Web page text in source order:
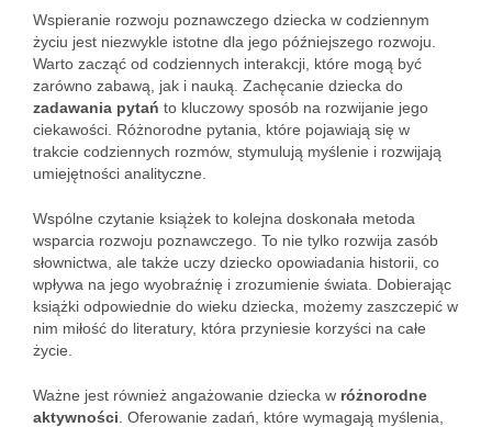
Wspieranie rozwoju poznawczego dziecka w codziennym
życiu jest niezwykle istotne dla jego późniejszego rozwoju.
Warto zacząć od codziennych interakcji, które mogą być
zarówno zabawą, jak i nauką. Zachęcanie dziecka do
zadawania pytań to kluczowy sposób na rozwijanie jego
ciekawości. Różnorodne pytania, które pojawiają się w
trakcie codziennych rozmów, stymulują myślenie i rozwijają
umiejętności analityczne.
Wspólne czytanie książek to kolejna doskonała metoda
wsparcia rozwoju poznawczego. To nie tylko rozwija zasób
słownictwa, ale także uczy dziecko opowiadania historii, co
wpływa na jego wyobraźnię i zrozumienie świata. Dobierając
książki odpowiednie do wieku dziecka, możemy zaszczepić w
nim miłość do literatury, która przyniesie korzyści na całe
życie.
Ważne jest również angażowanie dziecka w różnorodne
aktywności . Oferowanie zadań, które wymagają myślenia,